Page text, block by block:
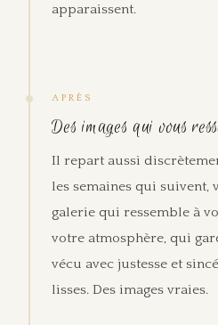
apparaissent.
APRÈS
Des images qui vous
Il repart aussi
les semaines qui suivent,
galerie qui ressemble à
votre atmosphère, qui
vécu avec justesse et
lisses. Des images vraies.